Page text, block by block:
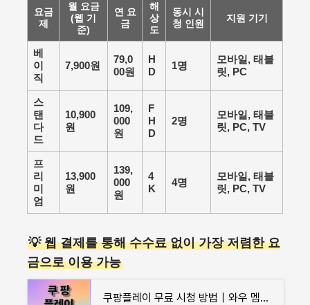
요금
제
월 요금
(웹 기
준)
연 요
금
해
상
도
동시 시
청 인원
지원 기기
베
이
직
7,900원
79,0
00원
H
D
1명
모바일, 태블
릿, PC
스
탠
다
드
10,900
원
109,
000
원
F
H
D
2명
모바일, 태블
릿, PC, TV
프
리
미
엄
13,900
원
139,
000
원
4
K
4명
모바일, 태블
릿, PC, TV
💡 웹 결제를 통해 수수료 없이 가장 저렴한 요
금으로 이용 가능
쿠팡플레이 무료 시청 방법｜와우 멤버십 요금·카드 할인까지 총정리